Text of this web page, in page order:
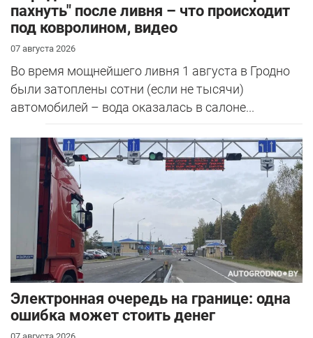
пахнуть" после ливня – что происходит
под ковролином, видео
07 августа 2026
Во время мощнейшего ливня 1 августа в Гродно
были затоплены сотни (если не тысячи)
автомобилей – вода оказалась в салоне...
Электронная очередь на границе: одна
ошибка может стоить денег